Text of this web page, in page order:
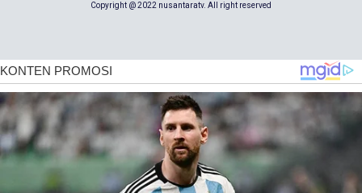
Copyright @ 2022 nusantaratv. All right reserved